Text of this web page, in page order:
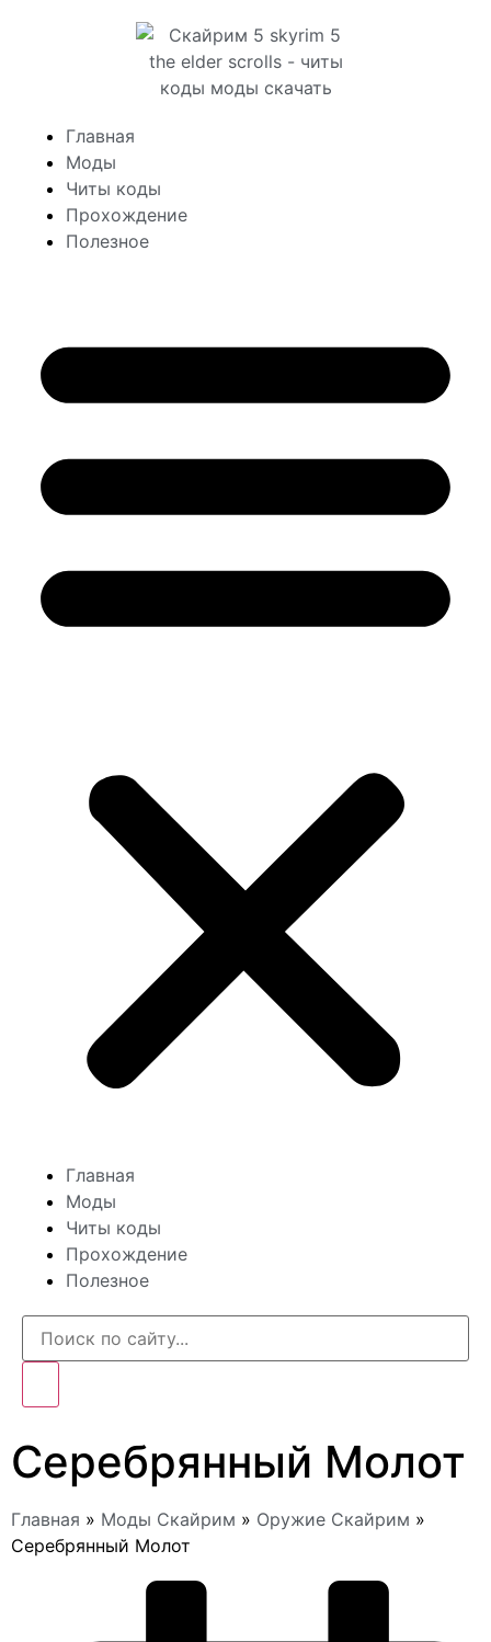
Главная
Моды
Читы коды
Прохождение
Полезное
Главная
Моды
Читы коды
Прохождение
Полезное
Серебрянный Молот
Главная » Моды Скайрим » Оружие Скайрим »
Серебрянный Молот